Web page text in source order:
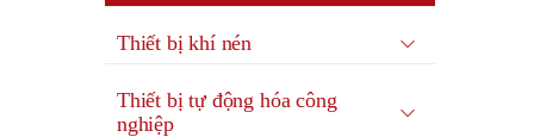
Thiết bị khí nén
Thiết bị tự động hóa công
nghiệp